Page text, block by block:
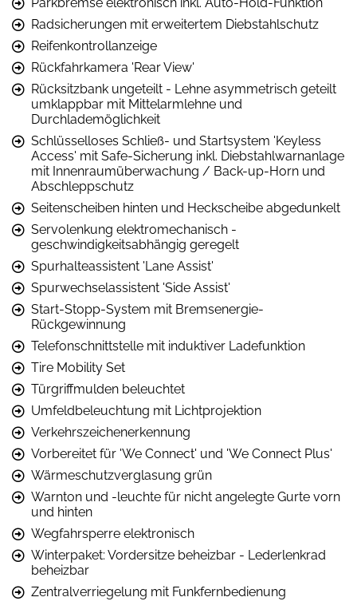
Radsicherungen mit erweitertem Diebstahlschutz
Reifenkontrollanzeige
Rückfahrkamera 'Rear View'
Rücksitzbank ungeteilt - Lehne asymmetrisch geteilt
umklappbar mit Mittelarmlehne und
Durchlademöglichkeit
Schlüsselloses Schließ- und Startsystem 'Keyless
Access' mit Safe-Sicherung inkl. Diebstahlwarnanlage
mit Innenraumüberwachung / Back-up-Horn und
Abschleppschutz
Seitenscheiben hinten und Heckscheibe abgedunkelt
Servolenkung elektromechanisch -
geschwindigkeitsabhängig geregelt
Spurhalteassistent 'Lane Assist'
Spurwechselassistent 'Side Assist'
Start-Stopp-System mit Bremsenergie-
Rückgewinnung
Telefonschnittstelle mit induktiver Ladefunktion
Tire Mobility Set
Türgriffmulden beleuchtet
Umfeldbeleuchtung mit Lichtprojektion
Verkehrszeichenerkennung
Vorbereitet für 'We Connect' und 'We Connect Plus'
Wärmeschutzverglasung grün
Warnton und -leuchte für nicht angelegte Gurte vorn
und hinten
Wegfahrsperre elektronisch
Winterpaket: Vordersitze beheizbar - Lederlenkrad
beheizbar
Zentralverriegelung mit Funkfernbedienung